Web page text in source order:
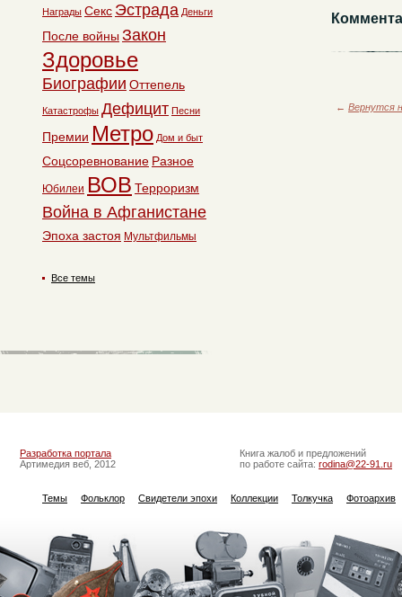
← Вернутся
Награды Секс Эстрада Деньги
После войны Закон
Здоровье
Биографии Оттепель
Катастрофы Дефицит Песни
Премии Метро Дом и быт
Соцсоревнование Разное
Юбилеи ВОВ Терроризм
Война в Афганистане
Эпоха застоя Мультфильмы
Все темы
Разработка портала
Артимедия веб, 2012
Книга жалоб и предложений
по работе сайта: rodina@22-91.ru
Темы Фольклор Свидетели эпохи Коллекции Толкучка Фотоархив